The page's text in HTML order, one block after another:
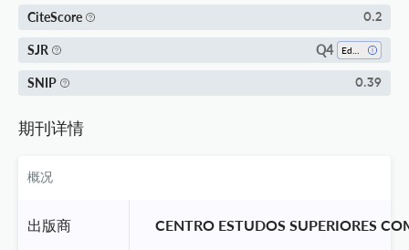
CiteScore 0.2
SJR Q4
SNIP 0.39
期刊详情
概况
出版商 CENTRO ESTUDOS SUPERIORES